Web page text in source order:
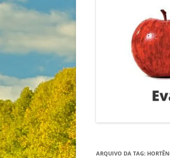
ARQUIVO DA TAG: